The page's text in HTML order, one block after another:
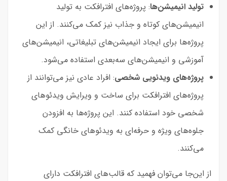
تولید انیمیشن‌ها: پروژه‌های افترافکت به تولید
انیمیشن‌های کوتاه و جذاب نیز کمک می‌کنند. از این
پروژه‌ها برای ایجاد انیمیشن‌های تبلیغاتی، انیمیشن‌های
آموزشی و انیمیشن‌های سه‌بعدی استفاده می‌شود.
پروژه‌های ویدئویی شخصی: افراد عادی نیز می‌توانند از
پروژه‌های افترافکت برای ساخت و ویرایش ویدئوهای
شخصی خود استفاده کنند. این پروژه‌ها به افزودن
جلوه‌های ویژه و حرفه‌ای به ویدئوهای خانگی کمک
می‌کنند.
از این‌جا می‌توان فهمید که قالب‌های افترافکت دارای